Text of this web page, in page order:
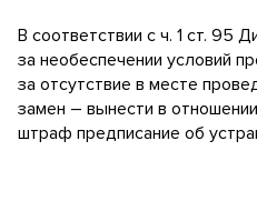
В соответствии с ч. 1 ст. 95
за необеспечении условий
за отсутствие в месте
замен – вынести в
штраф предписание об